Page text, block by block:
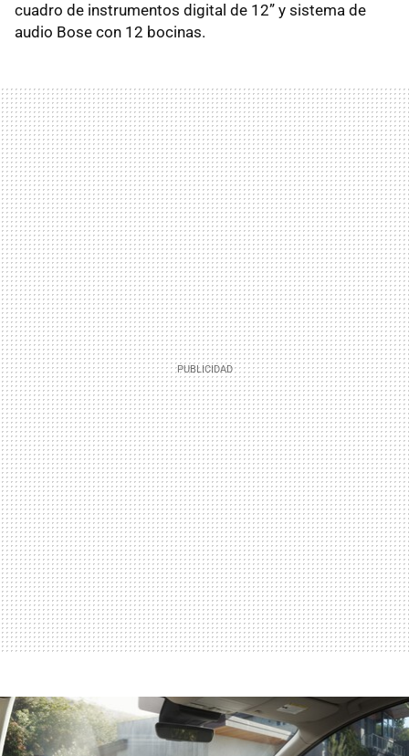
cuadro de instrumentos digital de 12” y sistema de
audio Bose con 12 bocinas.